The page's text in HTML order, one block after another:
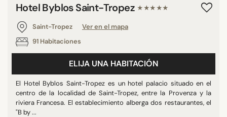
Hotel Byblos Saint-Tropez ★★★★★
Saint-Tropez
Ver en el mapa
91 Habitaciones
ELIJA UNA HABITACIÓN
El Hotel Byblos Saint-Tropez es un hotel palacio situado en el
centro de la localidad de Saint-Tropez, entre la Provenza y la
riviera Francesa. El establecimiento alberga dos restaurantes, el
"B by ...